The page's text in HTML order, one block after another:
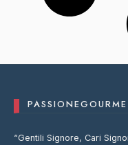
“Gentili Signore, Cari